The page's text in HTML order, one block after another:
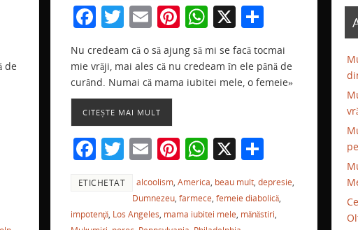
de
F
a
c
e
b
o
o
k
T
w
itt
er
E
m
ai
l
Pi
nt
er
e
W
h
at
s
p
X P
ar
ta
je
Nu credeam că o să ajung să mi se facă tocmai
mie vrăji, mai ales că nu credeam în ele până de
curând. Numai că mama iubitei mele, o femeie»
CITEȘTE MAI MULT
F
c
e
T
itt
er
E
m
ai
l
Pi
nt
er
e
W
h
at
s
X P
ta
je
ETICHETAT alcoolism ,America beau mult ,depresie
Dumnezeu ,farmece ,femeie diabolică
impotenţă, Los Angeles mama iubitei mele mănăstiri